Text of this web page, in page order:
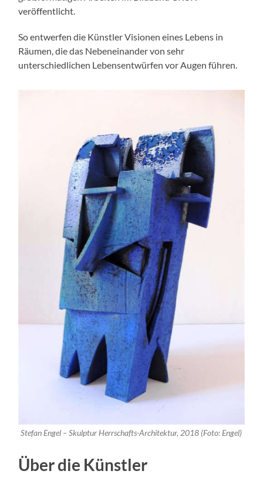
veröffentlicht.
So entwerfen die Künstler Visionen eines Lebens in
Räumen, die das Nebeneinander von sehr
unterschiedlichen Lebensentwürfen vor Augen führen.
Stefan Engel – Skulptur Herrschafts-Architektur, 2018 (Foto: Engel)
Über die Künstler